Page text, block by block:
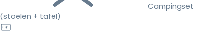
Campingset
(stoelen + tafel)